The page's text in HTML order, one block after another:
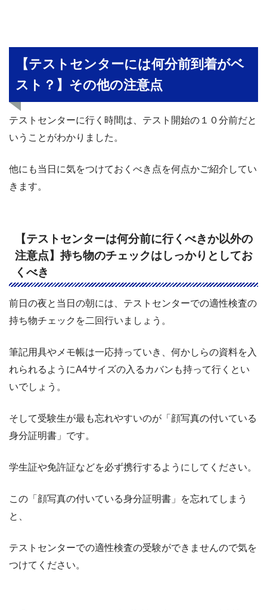
【テストセンターには何分前到着がベ
スト？】その他の注意点
テストセンターに行く時間は、テスト開始の１０分前だと
いうことがわかりました。
他にも当日に気をつけておくべき点を何点かご紹介してい
きます。
【テストセンターは何分前に行くべきか以外の
注意点】持ち物のチェックはしっかりとしてお
くべき
前日の夜と当日の朝には、テストセンターでの適性検査の
持ち物チェックを二回行いましょう。
筆記用具やメモ帳は一応持っていき、何かしらの資料を入
れられるようにA4サイズの入るカバンも持って行くとい
いでしょう。
そして受験生が最も忘れやすいのが「顔写真の付いている
身分証明書」です。
学生証や免許証などを必ず携行するようにしてください。
この「顔写真の付いている身分証明書」を忘れてしまう
と、
テストセンターでの適性検査の受験ができませんので気を
つけてください。